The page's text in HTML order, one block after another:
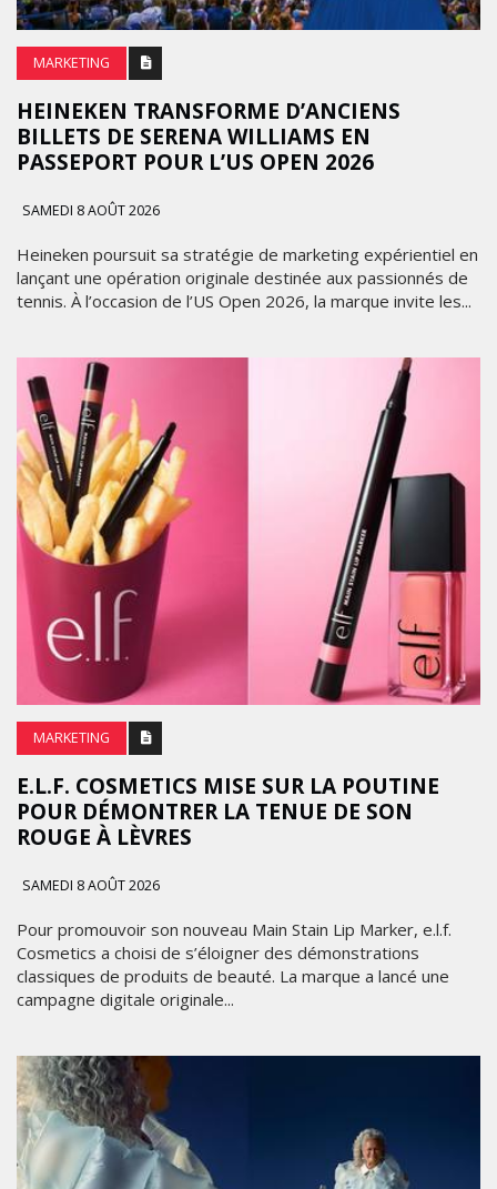
MARKETING
HEINEKEN TRANSFORME D’ANCIENS
BILLETS DE SERENA WILLIAMS EN
PASSEPORT POUR L’US OPEN 2026
SAMEDI 8 AOÛT 2026
Heineken poursuit sa stratégie de marketing expérientiel en
lançant une opération originale destinée aux passionnés de
tennis. À l’occasion de l’US Open 2026, la marque invite les...
MARKETING
E.L.F. COSMETICS MISE SUR LA POUTINE
POUR DÉMONTRER LA TENUE DE SON
ROUGE À LÈVRES
SAMEDI 8 AOÛT 2026
Pour promouvoir son nouveau Main Stain Lip Marker, e.l.f.
Cosmetics a choisi de s’éloigner des démonstrations
classiques de produits de beauté. La marque a lancé une
campagne digitale originale...